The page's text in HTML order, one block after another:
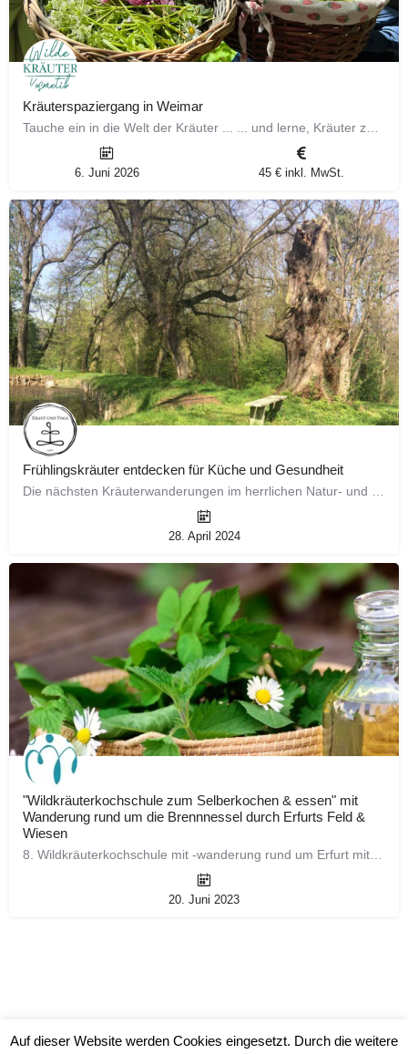
Kräuterspaziergang in Weimar
6. Juni 2026 45 € inkl. MwSt.
Frühlingskräuter entdecken für Küche und Gesundheit
28. April 2024
"Wildkräuterkochschule zum Selberkochen & essen" mit
Wanderung rund um die Brennnessel durch Erfurts Feld &
Wiesen
20. Juni 2023
Auf dieser Website werden Cookies eingesetzt. Durch die weitere